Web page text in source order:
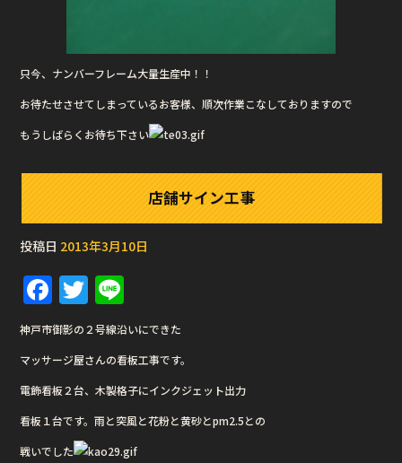
只今、ナンバーフレーム大量生産中！！
お待たせさせてしまっているお客様、順次作業こなしておりますので
もうしばらくお待ち下さい
店舗サイン工事
投稿日 2013年3月10日
F
a
c
e
b
o
T
w
it
te
r
n
e
神戸市御影の２号線沿いにできた
マッサージ屋さんの看板工事です。
電飾看板２台、木製格子にインクジェット出力
看板１台です。雨と突風と花粉と黄砂とpm2.5との
戦いでした